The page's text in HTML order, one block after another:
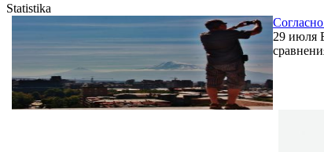
Statistika
29 июля